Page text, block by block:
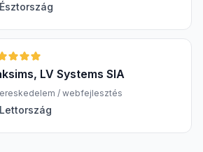
Észtország
LV Systems SIA
/ webfejlesztés
Lettország